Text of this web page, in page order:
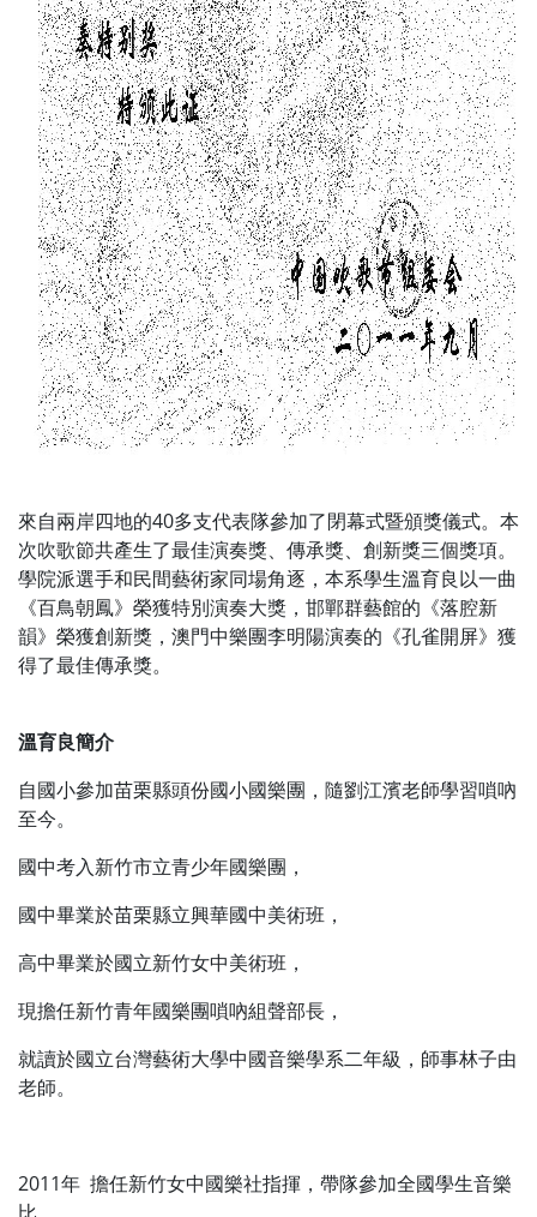
來自兩岸四地的40多支代表隊參加了閉幕式暨頒獎儀式。本
次吹歌節共產生了最佳演奏獎、傳承獎、創新獎三個獎項。
學院派選手和民間藝術家同場角逐，本系學生溫育良以一曲
《百鳥朝鳳》榮獲特別演奏大獎，邯鄲群藝館的《落腔新
韻》榮獲創新獎，澳門中樂團李明陽演奏的《孔雀開屏》獲
得了最佳傳承獎。
溫育良簡介
自國小參加苗栗縣頭份國小國樂團，隨劉江濱老師學習嗩吶
至今。
國中考入新竹市立青少年國樂團，
國中畢業於苗栗縣立興華國中美術班，
高中畢業於國立新竹女中美術班，
現擔任新竹青年國樂團嗩吶組聲部長，
就讀於國立台灣藝術大學中國音樂學系二年級，師事林子由
老師。
2011年 擔任新竹女中國樂社指揮，帶隊參加全國學生音樂